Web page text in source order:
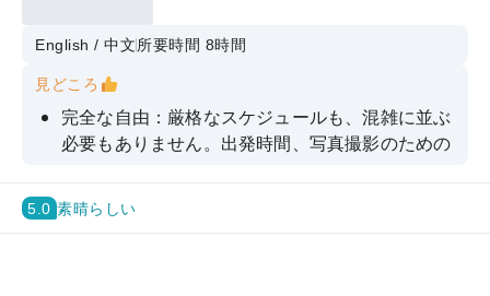
English / 中文所要時間 8時間
見どころ
完全な自由：厳格なスケジュールも、混雑に並ぶ
必要もありません。出発時間、写真撮影のための
自由に決めることができます。
「3 in 1」歴史遺産ツアー：フエの最も象徴的な
5.0 素晴らしい